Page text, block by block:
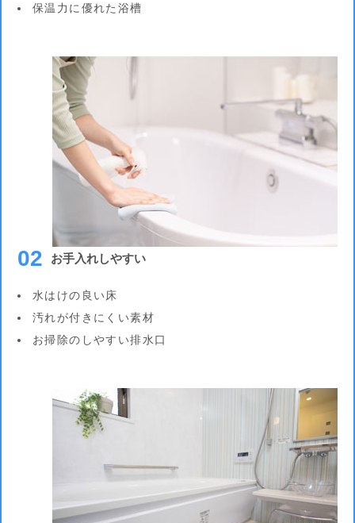
保温力に優れた浴槽
02 お手入れしやすい
水はけの良い床
汚れが付きにくい素材
お掃除のしやすい排水口